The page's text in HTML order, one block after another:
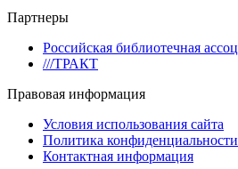
Партнеры
Российская библиотечная
///ТРАКТ
Правовая информация
Условия использования сайта
Политика конфиденциальности
Контактная информация